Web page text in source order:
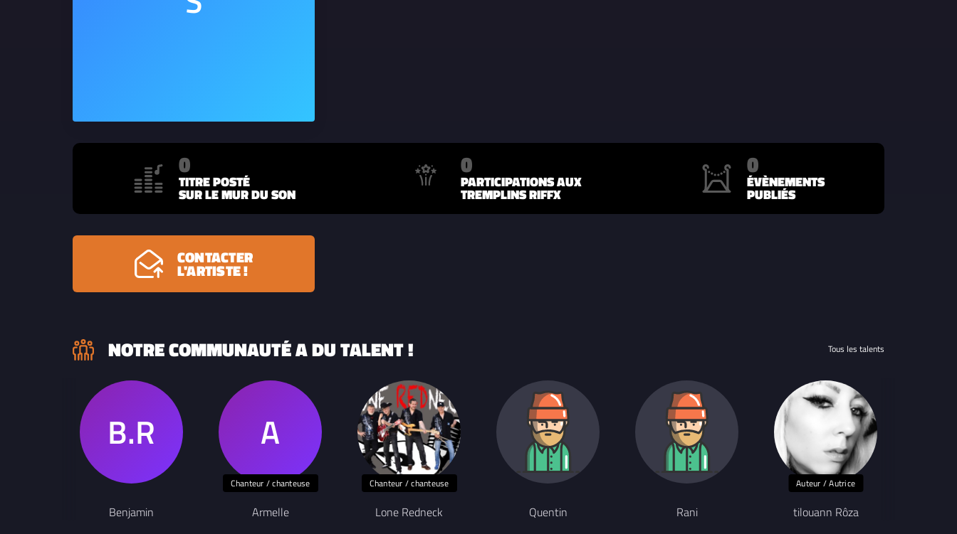
0
TITRE POSTÉ
SUR LE MUR DU SON
0
PARTICIPATIONS AUX
TREMPLINS RIFFX
0
ÉVÈNEMENTS
PUBLIÉS
CONTACTER
L'ARTISTE !
NOTRE COMMUNAUTÉ A DU TALENT ! Tous les talents
Benjamin
Chanteur / chanteuse
Armelle
Chanteur / chanteuse
Lone Redneck Quentin Rani
Auteur / Autrice
tilouann Rôza